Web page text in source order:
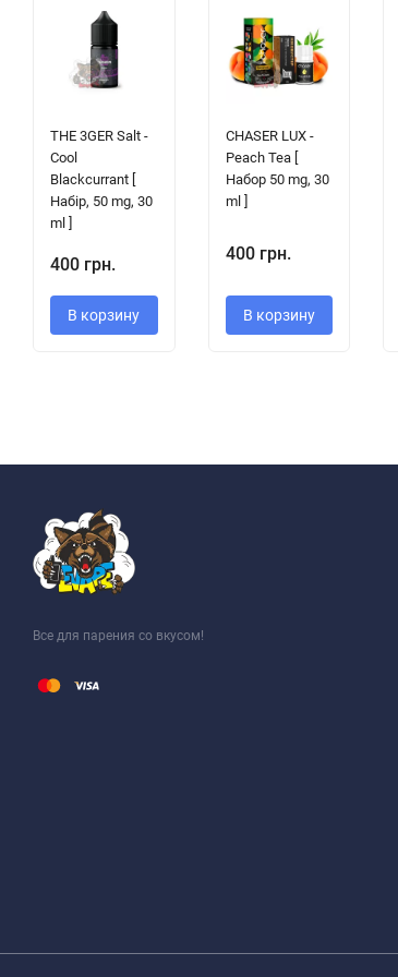
THE 3GER Salt -
Cool
Blackcurrant [
Набір, 50 mg, 30
ml ]
400 грн.
В корзину
CHASER LUX -
Peach Tea [
Набор 50 mg, 30
ml ]
400 грн.
В корзину
Все для парения со вкусом!